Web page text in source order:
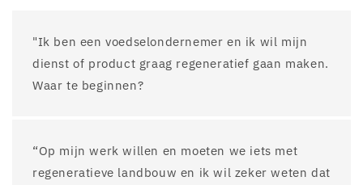
"Ik ben een voedselondernemer en ik wil mijn
dienst of product graag regeneratief gaan maken.
Waar te beginnen?
“Op mijn werk willen en moeten we iets met
regeneratieve landbouw en ik wil zeker weten dat